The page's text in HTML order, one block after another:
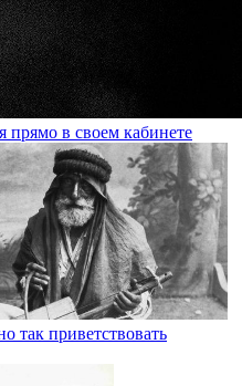
прямо в своем кабинете
так приветствовать